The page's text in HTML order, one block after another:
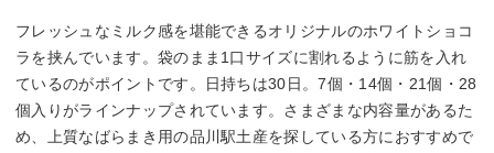
フレッシュなミルク感を堪能できるオリジナルのホワイトショコ
ラを挟んでいます。袋のまま1口サイズに割れるように筋を入れ
ているのがポイントです。日持ちは30日。7個・14個・21個・28
個入りがラインナップされています。さまざまな内容量があるた
め、上質なばらまき用の品川駅土産を探している方におすすめで